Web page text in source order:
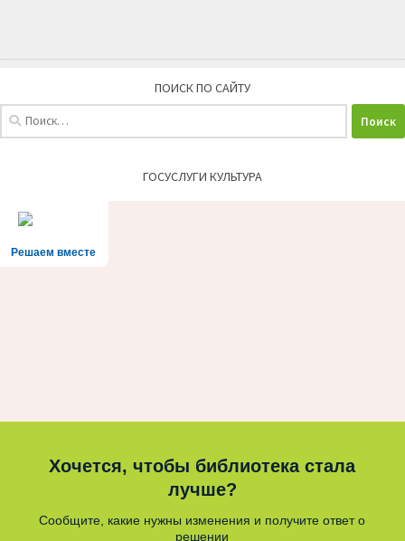
ПОИСК ПО САЙТУ
ГОСУСЛУГИ КУЛЬТУРА
Решаем вместе
Хочется, чтобы библиотека стала
лучше?
Сообщите, какие нужны изменения и получите ответ о
решении